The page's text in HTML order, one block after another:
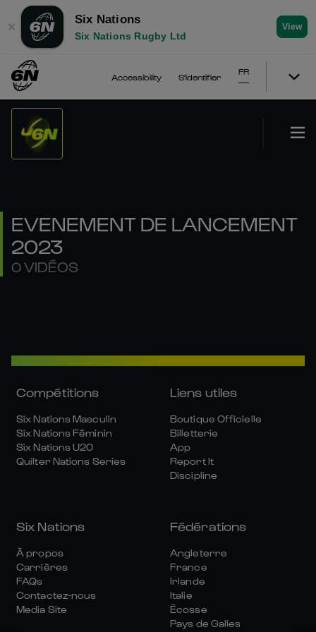
✕
Six Nations
Six Nations Rugby Ltd
View
Accessibility S'identifier
FR
EVENEMENT DE LANCEMENT
2023
0 VIDÉOS
Compétitions
Six Nations Masculin
Six Nations Féminin
Six Nations U20
Quilter Nations Series
Liens utiles
Boutique Officielle
Billetterie
App
Report It
Discipline
Six Nations
À propos
Carrières
FAQs
Contactez-nous
Media Site
Fédérations
Angleterre
France
Irlande
Italie
Écosse
Pays de Galles